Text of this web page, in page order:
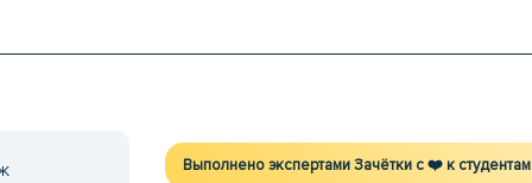
Выполнено экспертами Зачётки c ❤️ к студентам